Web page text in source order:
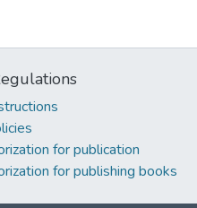
for publication
for publishing books